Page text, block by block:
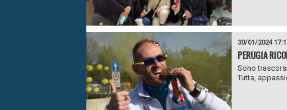
30/01/2024
PERUGIA
Sono
Tutta,